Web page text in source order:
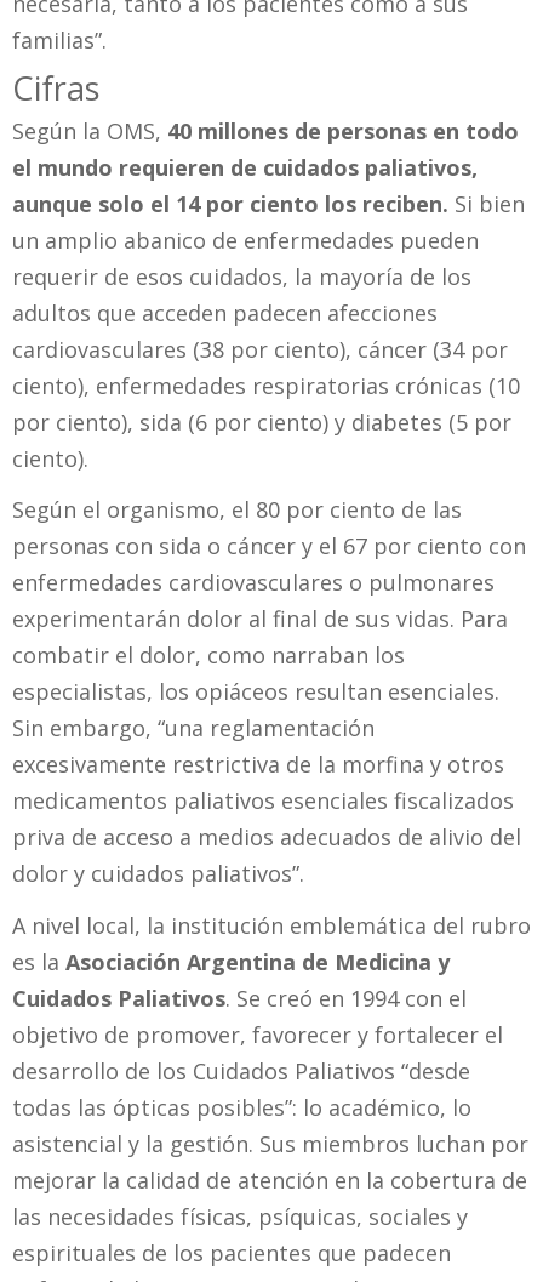
familias”.
Cifras
Según la OMS, 40 millones de personas en todo
el mundo requieren de cuidados paliativos,
aunque solo el 14 por ciento los reciben. Si bien
un amplio abanico de enfermedades pueden
requerir de esos cuidados, la mayoría de los
adultos que acceden padecen afecciones
cardiovasculares (38 por ciento), cáncer (34 por
ciento), enfermedades respiratorias crónicas (10
por ciento), sida (6 por ciento) y diabetes (5 por
ciento).
Según el organismo, el 80 por ciento de las
personas con sida o cáncer y el 67 por ciento con
enfermedades cardiovasculares o pulmonares
experimentarán dolor al final de sus vidas. Para
combatir el dolor, como narraban los
especialistas, los opiáceos resultan esenciales.
Sin embargo, “una reglamentación
excesivamente restrictiva de la morfina y otros
medicamentos paliativos esenciales fiscalizados
priva de acceso a medios adecuados de alivio del
dolor y cuidados paliativos”.
A nivel local, la institución emblemática del rubro
es la Asociación Argentina de Medicina y
Cuidados Paliativos. Se creó en 1994 con el
objetivo de promover, favorecer y fortalecer el
desarrollo de los Cuidados Paliativos “desde
todas las ópticas posibles”: lo académico, lo
asistencial y la gestión. Sus miembros luchan por
mejorar la calidad de atención en la cobertura de
las necesidades físicas, psíquicas, sociales y
espirituales de los pacientes que padecen